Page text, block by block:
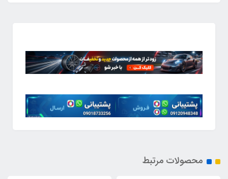
محصولات مرتبط